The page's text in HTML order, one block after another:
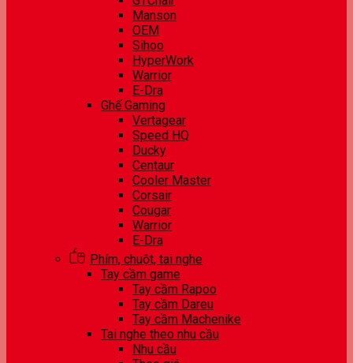
Manson
OEM
Sihoo
HyperWork
Warrior
E-Dra
Ghế Gaming
Vertagear
Speed HQ
Ducky
Centaur
Cooler Master
Corsair
Cougar
Warrior
E-Dra
Phím, chuột, tai nghe
Tay cầm game
Tay cầm Rapoo
Tay cầm Dareu
Tay cầm Machenike
Tai nghe theo nhu cầu
Nhu cầu